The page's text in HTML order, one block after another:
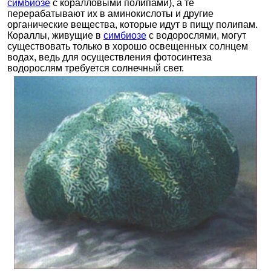
симбиозе с коралловыми полипами), а те
перерабатывают их в аминокислоты и другие
органические вещества, которые идут в пищу полипам.
Кораллы, живущие в симбиозе с водорослями, могут
существовать только в хорошо освещенных солнцем
водах, ведь для осуществления фотосинтеза
водорослям требуется солнечный свет.